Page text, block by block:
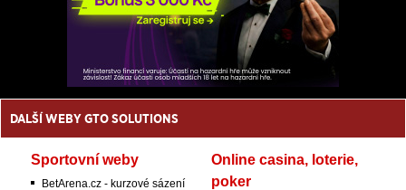
DALŠÍ WEBY GTO SOLUTIONS
Sportovní weby
BetArena.cz - kurzové sázení
Online casina, loterie,
poker